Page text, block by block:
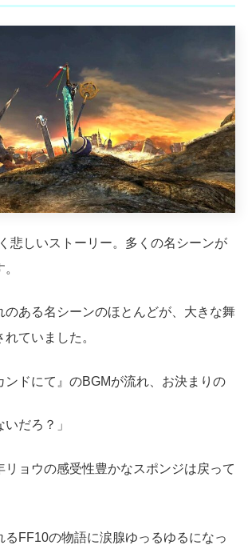
悲しいストーリー。多くの名シーンが
のある名シーンのほとんどが、大きな舞
ていました。
ンドにて』のBGMが流れ、お決まりの
いだろ？」
リョウの感受性豊かなスポンジは戻って
るFF10の物語に涙腺ゆっるゆるになっ